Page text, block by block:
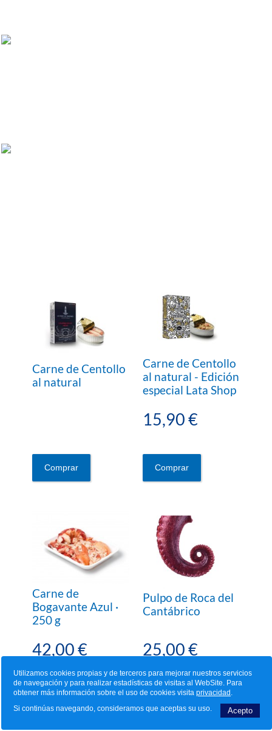
Carne de Centollo
al natural
Comprar
Carne de Centollo
al natural - Edición
especial Lata Shop
15,90 €
Comprar
Carne de
Bogavante Azul ·
250 g
42,00 €
Comprar
Pulpo de Roca del
Cantábrico
25,00 €
Comprar
Utilizamos cookies propias y de terceros para mejorar nuestros servicios
de navegación y para realizar estadísticas de visitas al WebSite. Para
obtener más información sobre el uso de cookies visita privacidad .
Si continúas navegando, consideramos que aceptas su uso.
Acepto